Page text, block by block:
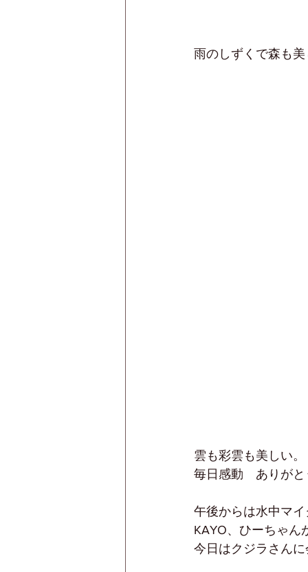
雨のしずくで森も
雲も彩雲も美しい。
毎日感動　ありが
午後からは水中マ
KAYO、ひーちゃん
今日はクジラさん